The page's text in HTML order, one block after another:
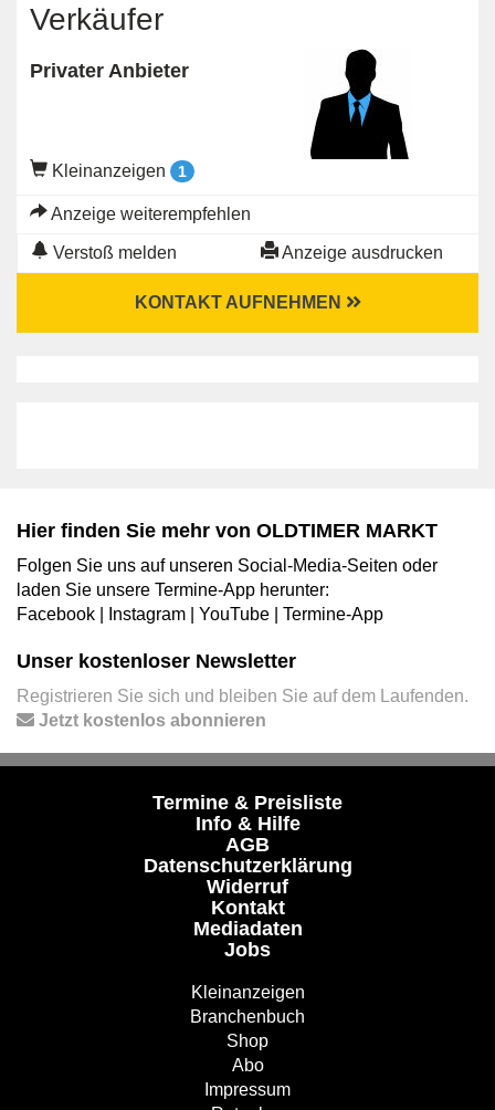
Verkäufer
Privater Anbieter
Kleinanzeigen 1
Anzeige weiterempfehlen
Verstoß melden Anzeige ausdrucken
KONTAKT AUFNEHMEN
Hier finden Sie mehr von OLDTIMER MARKT
Folgen Sie uns auf unseren Social-Media-Seiten oder
laden Sie unsere Termine-App herunter:
Facebook
Instagram YouTube Termine-App
Unser kostenloser Newsletter
Registrieren Sie sich und bleiben Sie auf dem Laufenden.
Jetzt kostenlos abonnieren
Termine & Preisliste
Info & Hilfe
AGB
Datenschutzerklärung
Widerruf
Kontakt
Mediadaten
Jobs
Kleinanzeigen
Branchenbuch
Shop
Abo
Impressum